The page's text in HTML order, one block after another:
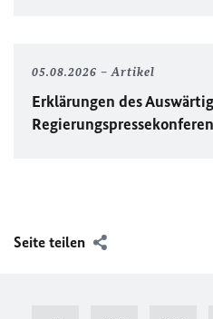
05.08.2026 Artikel
Erklärungen des
Seite teilen